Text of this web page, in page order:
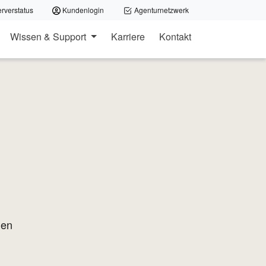
Kundenlogin Agenturnetzwerk
Wissen & Support Karriere